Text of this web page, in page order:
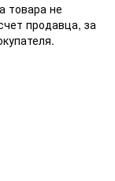
товара не
продавца, за